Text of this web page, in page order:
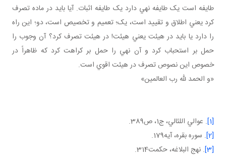
طايفه است يک طايفه نهي دارد يک طايفه اثبات. آيا بايد در ماده تصرف
کرد يعني اطلاق و تقييد است، يک؛ تعميم و تخصيص است، دو؛ اين راه
را دارد يا بايد در هيئت يعني هيئت! در هيئت تصرف کرد؟ آن وجوب را
حمل بر استحباب کرد و آن نهي را حمل بر کراهت کرد که ظاهراً در
خصوص اين نصوص تصرف در هيئت اقوي است.
«و الحمد لله رب العالمين»
[1] . عوالي اللئالي، ج1، ص389.
[2] . سوره بقره، آيه179.
[3]
. نهج البلاغه، حکمت314.